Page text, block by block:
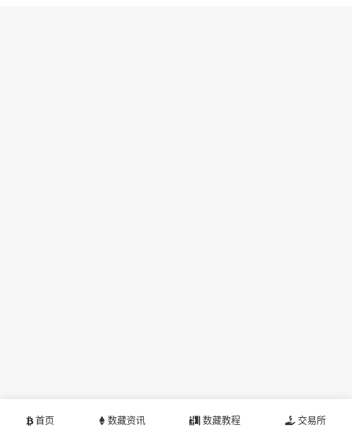
首页 数藏资讯 数藏教程 交易所